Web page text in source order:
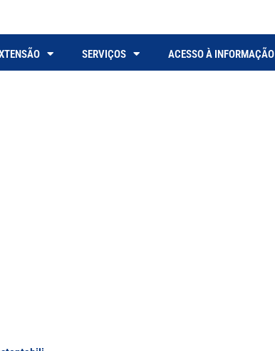
SERVIÇOS ACESSO À INFORMAÇÃO